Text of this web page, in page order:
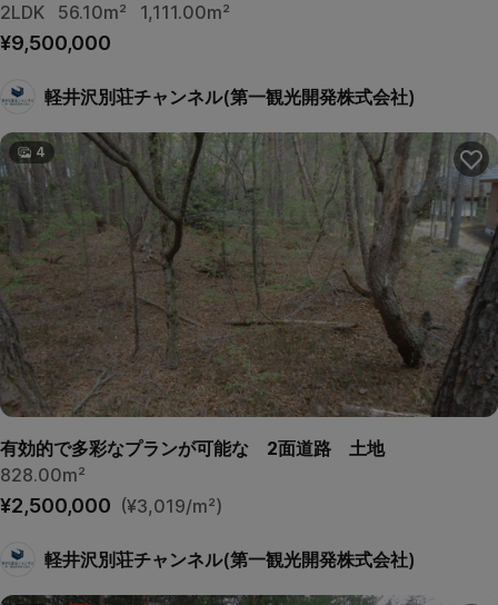
2LDK
56.10m² 1,111.00m²
¥9,500,000
軽井沢別荘チャンネル(第一観光開発株式会社)
4
有効的で多彩なプランが可能な 2面道路 土地
828.00m²
¥2,500,000 (¥3,019/m²)
軽井沢別荘チャンネル(第一観光開発株式会社)